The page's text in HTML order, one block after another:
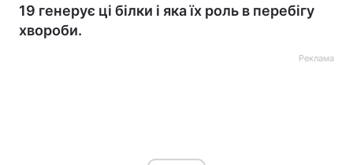
19 генерує ці білки і яка їх роль в перебігу
хвороби.
Реклама